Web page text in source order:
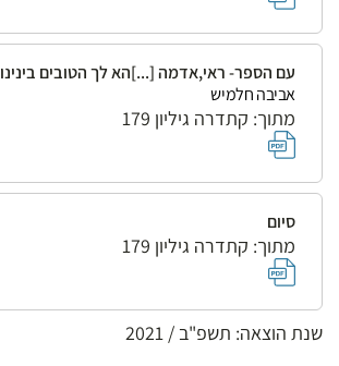
עם הספר- ראי,אדמה [...]הא לך הטובים בינינו
אביבה חלמיש
מתוך: קתדרה גיליון 179
סיום
מתוך: קתדרה גיליון 179
שנת הוצאה: תשפ"ב / 2021